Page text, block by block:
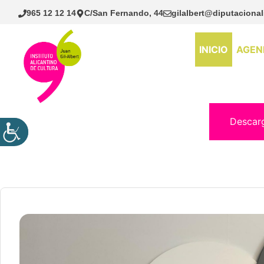
Saltar
965 12 12 14 C/San Fernando, 44
INICIO